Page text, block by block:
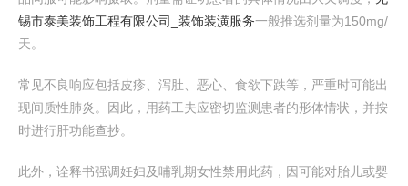
锡市泰美装饰工程有限公司_装饰装潢服务一般推选剂量为150mg/
天。
常见不良响应包括皮疹、泻肚、恶心、食欲下跌等，严重时可能出
现间质性肺炎。因此，用药工夫应密切监测患者的形体情状，并按
时进行肝功能查抄。
此外，诠释书强调妊妇及哺乳期女性禁用此药，因可能对胎儿或婴